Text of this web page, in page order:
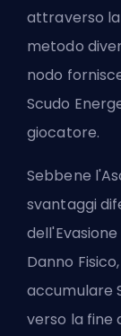
attraverso
metodo
nodo
Scudo
giocatore.
Sebbene
svantaggi
Danno
accumulare
verso la fine